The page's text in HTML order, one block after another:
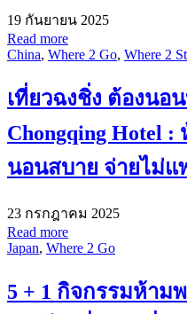
19 กันยายน 2025
Read more
China, Where 2 Go, Where 2
เที่ยวฉงชิ่ง ต้องนอ
Chongqing Hotel :
นอนสบาย จ่ายไม่แ
23 กรกฎาคม 2025
Read more
Japan, Where 2 Go
5 + 1 กิจกรรมห้าม